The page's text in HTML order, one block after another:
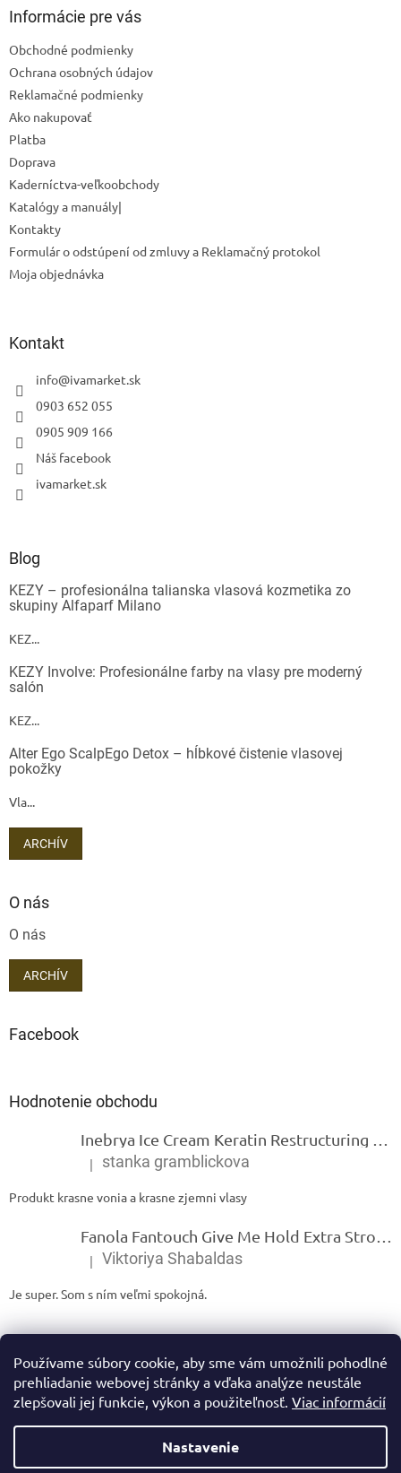
Používame súbory cookie, aby sme vám umožnili pohodlné
prehliadanie webovej stránky a vďaka analýze neustále
zlepšovali jej funkcie, výkon a použiteľnosť. Viac informácií
Nastavenie
Informácie pre vás
Obchodné podmienky
Ochrana osobných údajov
Reklamačné podmienky
Ako nakupovať
Platba
Doprava
Kaderníctva-veľkoobchody
Katalógy a manuály|
Kontakty
Formulár o odstúpení od zmluvy a Reklamačný protokol
Moja objednávka
Kontakt
info@ivamarket.sk
0903 652 055
0905 909 166
Náš facebook
ivamarket.sk
Blog
KEZY – profesionálna talianska vlasová kozmetika zo
skupiny Alfaparf Milano
KEZ...
KEZY Involve: Profesionálne farby na vlasy pre moderný
salón
KEZ...
Alter Ego ScalpEgo Detox – hĺbkové čistenie vlasovej
pokožky
Vla...
ARCHÍV
O nás
O nás
ARCHÍV
Facebook
Hodnotenie obchodu
Inebrya Ice Cream Keratin Restructuring Mask – reštrukturalizačná maska s keratínom 1000 ml
Hodnotenie produktu je 5 z 5 hviezdičiek.
| stanka gramblickova
Produkt krasne vonia a krasne zjemni vlasy
Fanola Fantouch Give Me Hold Extra Strong Fluid Gel - Extra silný rýchloschnúci tekutý gel 250 ml
Hodnotenie produktu je 5 z 5 hviezdičiek.
| Viktoriya Shabaldas
Je super. Som s ním veľmi spokojná.